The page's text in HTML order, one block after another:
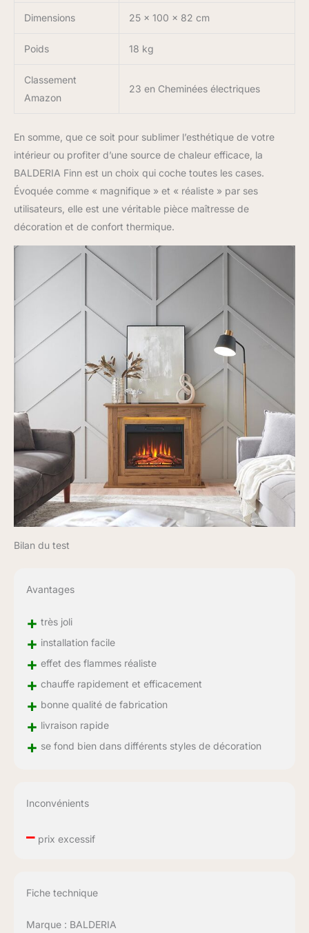
Dimensions 25 x 100 x 82 cm
Poids 18 kg
Classement
Amazon
23 en Cheminées électriques
En somme, que ce soit pour sublimer l’esthétique de votre
intérieur ou profiter d’une source de chaleur efficace, la
BALDERIA Finn est un choix qui coche toutes les cases.
Évoquée comme « magnifique » et « réaliste » par ses
utilisateurs, elle est une véritable pièce maîtresse de
décoration et de confort thermique.
Bilan du test
Avantages
+ très joli
+ installation facile
+ effet des flammes réaliste
+ chauffe rapidement et efficacement
+ bonne qualité de fabrication
+ livraison rapide
+ se fond bien dans différents styles de décoration
Inconvénients
–prix excessif
Fiche technique
Marque : BALDERIA